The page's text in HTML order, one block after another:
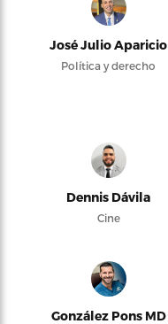
José Julio Aparicio
Política y derecho
Dennis Dávila
Cine
González Pons MD